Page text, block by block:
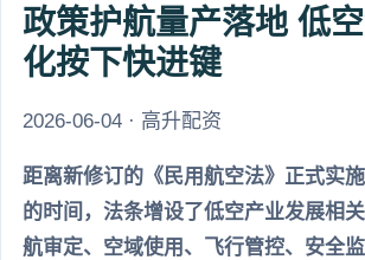
政策护航量产落地 低
化按下快进键
2026-06-04 · 高升配资
距离新修订的《民用航空法》正式实
的时间，法条增设了低空产业发展相
航审定、空域使用、飞行管控、安全